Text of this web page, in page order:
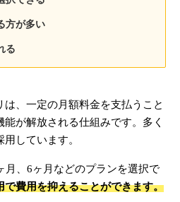
方が多い
る
は、一定の月額料金を支払うこと
が解放される仕組みです。多く
しています。
月、6ヶ月などのプランを選択で
で費用を抑えることができます。